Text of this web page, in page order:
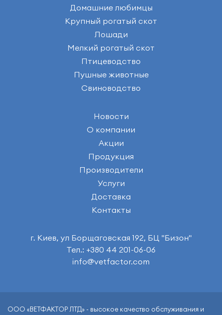
Домашние любимцы
Крупный рогатый скот
Лошади
Мелкий рогатый скот
Птицеводство
Пушные животные
Свиноводство
Новости
О компании
Акции
Продукция
Производители
Услуги
Доставка
Контакты
г. Киев, ул Борщаговская 192, БЦ "Бизон"
Тел.: +380 44 201-06-06
info@vetfactor.com
ООО «ВЕТФАКТОР ЛТД» - высокое качество обслуживания и